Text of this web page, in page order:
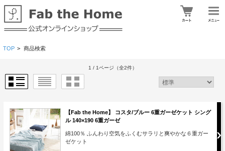
TOP > 商品検索
1 / 1ページ （全2件）
【Fab the Home】 コスタ/ブルー 6重ガーゼケット シング
ル 140×190 6重ガーゼ
綿100％ ふんわり空気をふくむサラリと爽やかな６重ガー
ゼケット